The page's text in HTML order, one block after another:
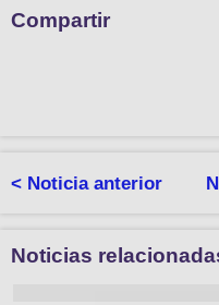
Compartir
< Noticia anterior
Noticias